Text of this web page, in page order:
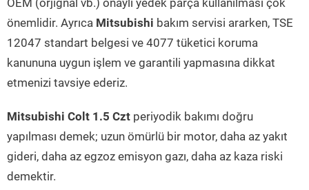
OEM (orjignal vb.) onaylı yedek parça kullanılması çok
önemlidir. Ayrıca Mitsubishi bakım servisi ararken, TSE
12047 standart belgesi ve 4077 tüketici koruma
kanununa uygun işlem ve garantili yapmasına dikkat
etmenizi tavsiye ederiz.
Mitsubishi Colt 1.5 Czt periyodik bakımı doğru
yapılması demek; uzun ömürlü bir motor, daha az yakıt
gideri, daha az egzoz emisyon gazı, daha az kaza riski
demektir.